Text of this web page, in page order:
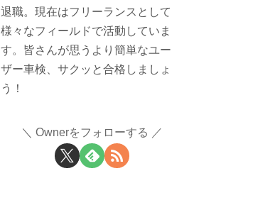
退職。現在はフリーランスとして
様々なフィールドで活動していま
す。皆さんが思うより簡単なユー
ザー車検、サクッと合格しましょ
う！
Ownerをフォローする